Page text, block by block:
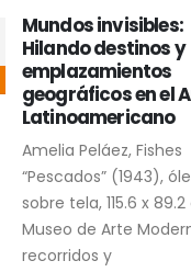
Contracartografía
cholulteca de dos
conflictos
socioambientales
La contracartografía
dos conflictos
socioambientales en
Cholula es un
artístico compuesto
imágenes,